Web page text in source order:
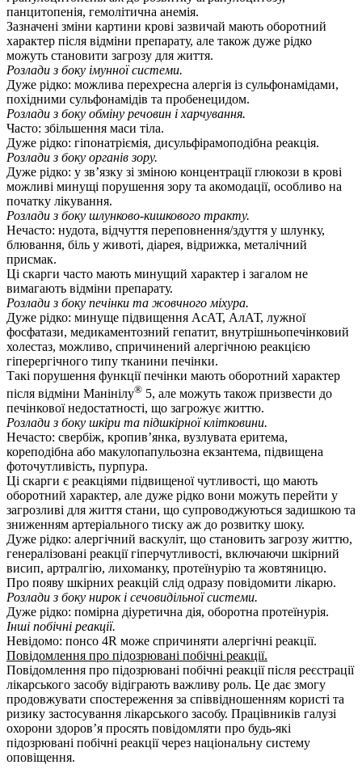
панцитопенія, гемолітична анемія.
Зазначені зміни картини крові зазвичай мають оборотний
характер після відміни препарату, але також дуже рідко
можуть становити загрозу для життя.
Розлади з боку імунної системи.
Дуже рідко: можлива перехресна алергія із сульфонамідами,
похідними сульфонамідів та пробенецидом.
Розлади з боку обміну речовин і харчування.
Часто: збільшення маси тіла.
Дуже рідко: гіпонатріємія, дисульфірамоподібна реакція.
Розлади з боку органів зору.
Дуже рідко: у зв’язку зі зміною концентрації глюкози в крові
можливі минущі порушення зору та акомодації, особливо на
початку лікування.
Розлади з боку шлунково-кишкового тракту.
Нечасто: нудота, відчуття переповнення/здуття у шлунку,
блювання, біль у животі, діарея, відрижка, металічний
присмак.
Ці скарги часто мають минущий характер і загалом не
вимагають відміни препарату.
Розлади з боку печінки та жовчного міхура.
Дуже рідко: минуще підвищення АсАТ, АлАТ, лужної
фосфатази, медикаментозний гепатит, внутрішньопечінковий
холестаз, можливо, спричинений алергічною реакцією
гіперергічного типу тканини печінки.
Такі порушення функції печінки мають оборотний характер
після відміни Манінілу® 5, але можуть також призвести до
печінкової недостатності, що загрожує життю.
Розлади з боку шкіри та підшкірної клітковини.
Нечасто: свербіж, кропив’янка, вузлувата еритема,
кореподібна або макулопапульозна екзантема, підвищена
фоточутливість, пурпура.
Ці скарги є реакціями підвищеної чутливості, що мають
оборотний характер, але дуже рідко вони можуть перейти у
загрозливі для життя стани, що супроводжуються задишкою та
зниженням артеріального тиску аж до розвитку шоку.
Дуже рідко: алергічний васкуліт, що становить загрозу життю,
генералізовані реакції гіперчутливості, включаючи шкірний
висип, артралгію, лихоманку, протеїнурію та жовтяницю.
Про появу шкірних реакцій слід одразу повідомити лікарю.
Розлади з боку нирок і сечовидільної системи.
Дуже рідко: помірна діуретична дія, оборотна протеїнурія.
Інші побічні реакції.
Невідомо: понсо 4R може спричиняти алергічні реакції.
Повідомлення про підозрювані побічні реакції.
Повідомлення про підозрювані побічні реакції після реєстрації
лікарського засобу відіграють важливу роль. Це дає змогу
продовжувати спостереження за співвідношенням користі та
ризику застосування лікарського засобу. Працівників галузі
охорони здоров’я просять повідомляти про будь-які
підозрювані побічні реакції через національну систему
оповіщення.